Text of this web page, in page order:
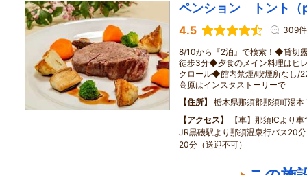
ペンション トント
4.5 309件
8/10から『2泊』で検索！◆貸切
徒歩3分◆夕食のメイン料理はヒ
クロール◆館内禁煙/喫煙所なし/
高原はインスタストーリーで
住所
栃木県那須郡那須町湯本
アクセス
【車】那須ICより
JR黒磯駅より那須温泉行バス20
20分（送迎不可）